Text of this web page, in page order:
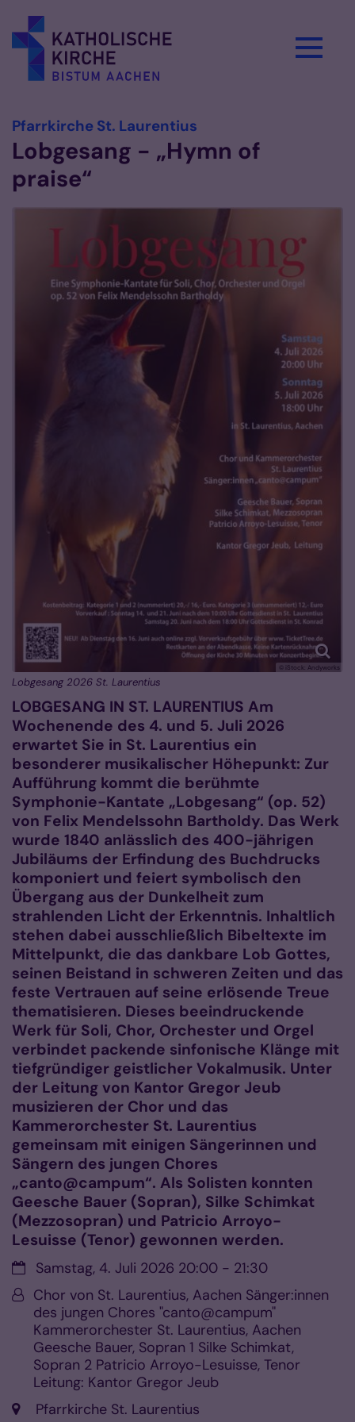
Pfarrkirche St. Laurentius
Lobgesang - „Hymn of
praise“
© iStock: Andyworks
Lobgesang 2026 St. Laurentius
LOBGESANG IN ST. LAURENTIUS Am
Wochenende des 4. und 5. Juli 2026
erwartet Sie in St. Laurentius ein
besonderer musikalischer Höhepunkt: Zur
Aufführung kommt die berühmte
Symphonie-Kantate „Lobgesang“ (op. 52)
von Felix Mendelssohn Bartholdy. Das Werk
wurde 1840 anlässlich des 400-jährigen
Jubiläums der Erfindung des Buchdrucks
komponiert und feiert symbolisch den
Übergang aus der Dunkelheit zum
strahlenden Licht der Erkenntnis. Inhaltlich
stehen dabei ausschließlich Bibeltexte im
Mittelpunkt, die das dankbare Lob Gottes,
seinen Beistand in schweren Zeiten und das
feste Vertrauen auf seine erlösende Treue
thematisieren. Dieses beeindruckende
Werk für Soli, Chor, Orchester und Orgel
verbindet packende sinfonische Klänge mit
tiefgründiger geistlicher Vokalmusik. Unter
der Leitung von Kantor Gregor Jeub
musizieren der Chor und das
Kammerorchester St. Laurentius
gemeinsam mit einigen Sängerinnen und
Sängern des jungen Chores
„canto@campum“. Als Solisten konnten
Geesche Bauer (Sopran), Silke Schimkat
(Mezzosopran) und Patricio Arroyo-
Lesuisse (Tenor) gewonnen werden.
Datum:Samstag, 4. Juli 2026 20:00 - 21:30
Von:Chor von St. Laurentius, Aachen Sänger:innen
des jungen Chores "canto@campum"
Kammerorchester St. Laurentius, Aachen
Geesche Bauer, Sopran 1 Silke Schimkat,
Sopran 2 Patricio Arroyo-Lesuisse, Tenor
Leitung: Kantor Gregor Jeub
Ort: Pfarrkirche St. Laurentius